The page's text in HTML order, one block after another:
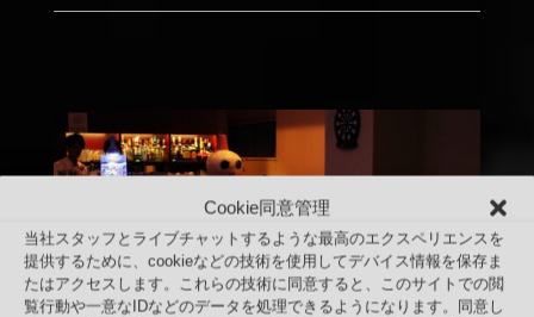
Cookie同意管理
当社スタッフとライブチャットするような最高のエクスペリエンスを
提供するために、cookieなどの技術を使用してデバイス情報を保存ま
たはアクセスします。これらの技術に同意すると、このサイトでの閲
覧行動や一意なIDなどのデータを処理できるようになります。同意し